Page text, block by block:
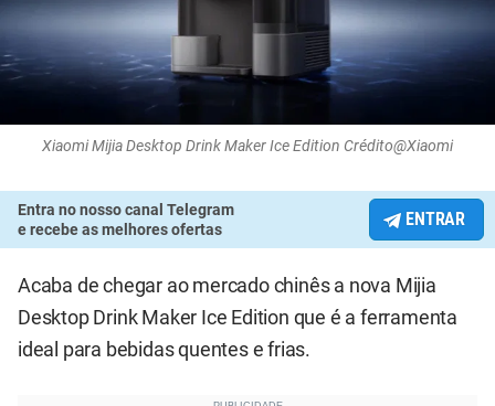
Xiaomi Mijia Desktop Drink Maker Ice Edition Crédito@Xiaomi
Entra no nosso canal Telegram
e recebe as melhores ofertas
ENTRAR
Acaba de chegar ao mercado chinês a nova Mijia
Desktop Drink Maker Ice Edition que é a ferramenta
ideal para bebidas quentes e frias.